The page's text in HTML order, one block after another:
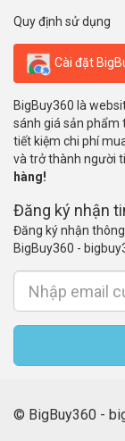
Quy định sử dụng
Cài đặt
BigBuy360 là
sánh giá sản phẩm
tiết kiệm chi phí
và trở thành người
hàng!
Đăng ký nhận
Đăng ký nhận
BigBuy360 -
© BigBuy360 -